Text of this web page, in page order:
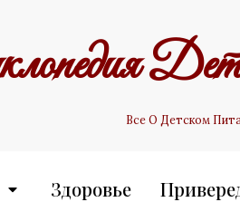
Все О Детском
Здоровье